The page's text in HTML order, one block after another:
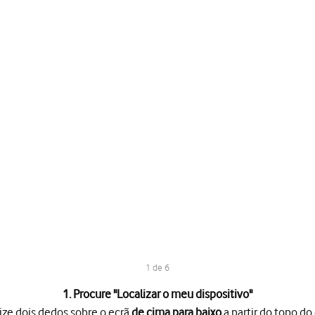
1 de 6
1. Procure "Localizar o meu dispositivo"
dois dedos sobre o ecrãde cima para baixoa partir do topo do